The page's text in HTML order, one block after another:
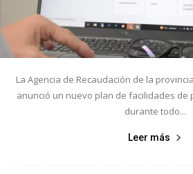
La Agencia de Recaudación de la
anunció un nuevo plan de facilidades de
durante todo...
Leer más